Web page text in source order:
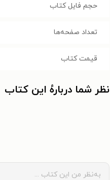
حجم فایل کتاب
تعداد صفحه‌ها
قیمت کتاب
نظر شما دربارهٔ این کتاب